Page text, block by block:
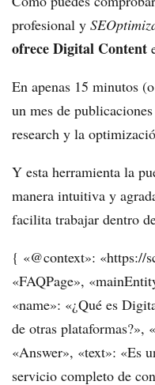
profesional y
ofrece Digital Content
En apenas 15 minutos
un mes de
research y la
Y esta herramienta la
manera intuitiva y
facilita trabajar dentro
{ «@context»: «https://
«FAQPage»,
«name»: «¿Qué es
de otras plataformas?»,
«Answer», «text»: «Es
servicio completo de